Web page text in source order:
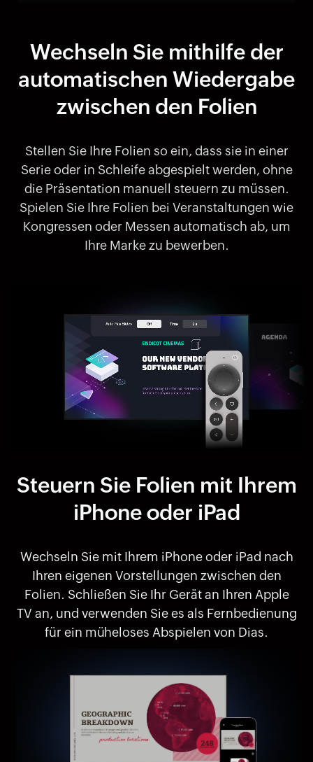
Wechseln Sie mithilfe der
automatischen Wiedergabe
zwischen den Folien
Stellen Sie Ihre Folien so ein, dass sie in einer
Serie oder in Schleife abgespielt werden, ohne
die Präsentation manuell steuern zu müssen.
Spielen Sie Ihre Folien bei Veranstaltungen wie
Kongressen oder Messen automatisch ab, um
Ihre Marke zu bewerben.
Steuern Sie Folien mit Ihrem
iPhone oder iPad
Wechseln Sie mit Ihrem iPhone oder iPad nach
Ihren eigenen Vorstellungen zwischen den
Folien. Schließen Sie Ihr Gerät an Ihren Apple
TV an, und verwenden Sie es als Fernbedienung
für ein müheloses Abspielen von Dias.